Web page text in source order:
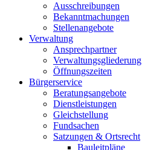
Ausschreibungen
Bekanntmachungen
Stellenangebote
Verwaltung
Ansprechpartner
Verwaltungsgliederung
Öffnungszeiten
Bürgerservice
Beratungsangebote
Dienstleistungen
Gleichstellung
Fundsachen
Satzungen & Ortsrecht
Bauleitpläne